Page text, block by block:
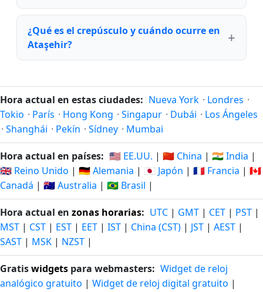
¿Qué es el crepúsculo y cuándo ocurre en
Ataşehir?
Hora actual en estas ciudades: Nueva York · Londres ·
Tokio · París · Hong Kong · Singapur · Dubái · Los Ángeles
· Shanghái · Pekín · Sídney · Mumbai
Hora actual en países: 🇺🇸 EE.UU. | 🇨🇳 China | 🇮🇳 India |
🇬🇧 Reino Unido | 🇩🇪 Alemania | 🇯🇵 Japón | 🇫🇷 Francia | 🇨🇦
Canadá | 🇦🇺 Australia | 🇧🇷 Brasil |
Hora actual en zonas horarias: UTC | GMT | CET | PST |
MST | CST | EST | EET | IST | China (CST) | JST | AEST |
SAST | MSK | NZST |
Gratiswidgets para webmasters: Widget de reloj
analógico gratuito | Widget de reloj digital gratuito |